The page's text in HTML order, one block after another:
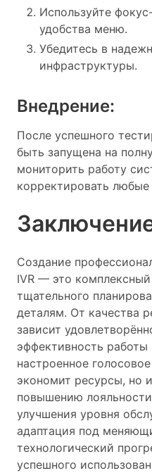
Используйте
удобства меню.
Убедитесь в
инфраструктуры.
Внедрение:
После успешного
быть запущена на
мониторить работу
корректировать
Создание
IVR — это
тщательного
деталям. От качества
зависит
эффективность
настроенное
экономит ресурсы, но
повышению
улучшения уровня
адаптация под
технологический
успешного